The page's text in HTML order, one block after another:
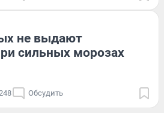
не выдают
сильных морозах
Обсудить